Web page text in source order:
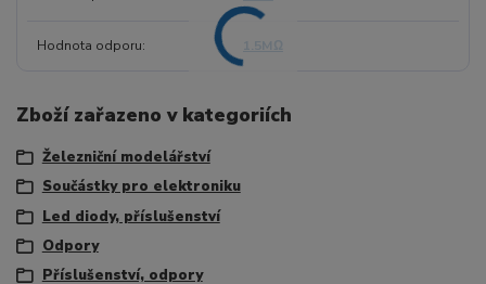
Hodnota odporu
Zboží zařazeno v kategoriích
Železniční modelářství
Součástky pro elektroniku
Led diody, příslušenství
Odpory
Příslušenství, odpory